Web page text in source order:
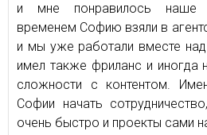
и мне понравилось наше
временем Софию взяли в
и мы уже работали вместе
имел также фриланс и иногда
сложности с контентом.
Софии начать
очень быстро и проекты сами